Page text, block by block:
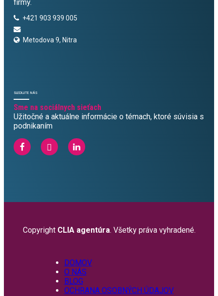
firmy.
+421 903 939 005
Metodova 9, Nitra
SLEDUJTE NÁS
Sme na sociálnych sieťach
Užitočné a aktuálne informácie o témach, ktoré súvisia s
podnikaním
Copyright CLIA agentúra. Všetky práva vyhradené.
DOMOV
O NÁS
BLOG
OCHRANA OSOBNÝCH ÚDAJOV